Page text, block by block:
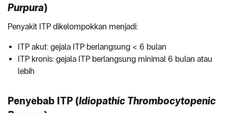
Purpura)
Penyakit ITP dikelompokkan menjadi:
ITP akut: gejala ITP berlangsung < 6 bulan
ITP kronis: gejala ITP berlangsung minimal 6 bulan atau
lebih
Penyebab ITP (Idiopathic Thrombocytopenic